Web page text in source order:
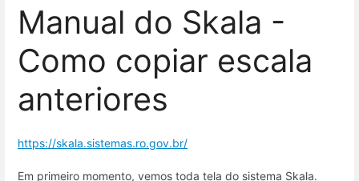
Manual do Skala -
Como copiar escala
anteriores
https://skala.sistemas.ro.gov.br/
Em primeiro momento, vemos toda tela do sistema Skala.